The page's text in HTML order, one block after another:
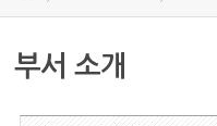
부서 소개